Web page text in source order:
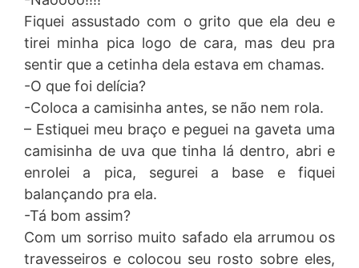
Fiquei assustado com o grito que ela deu e
tirei minha pica logo de cara, mas deu pra
sentir que a cetinha dela estava em chamas.
-O que foi delícia?
-Coloca a camisinha antes, se não nem rola.
– Estiquei meu braço e peguei na gaveta uma
camisinha de uva que tinha lá dentro, abri e
enrolei a pica, segurei a base e fiquei
balançando pra ela.
-Tá bom assim?
Com um sorriso muito safado ela arrumou os
travesseiros e colocou seu rosto sobre eles,